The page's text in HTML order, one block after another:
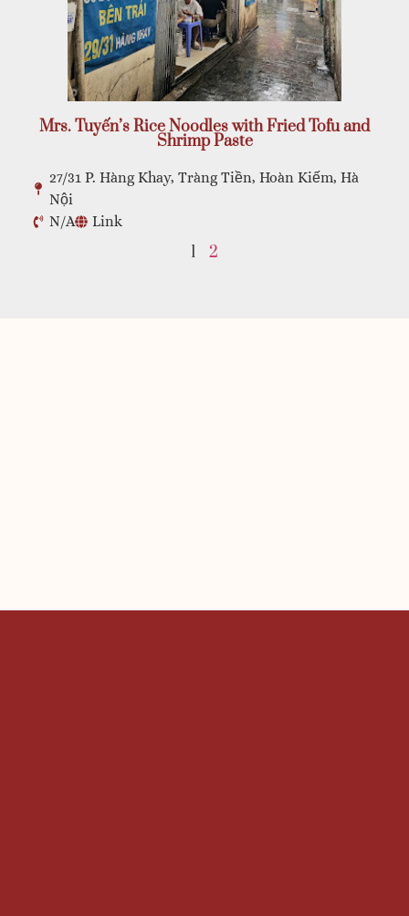
Mrs. Tuyến’s Rice Noodles with Fried Tofu and
Shrimp Paste
27/31 P. Hàng Khay, Tràng Tiền, Hoàn Kiếm, Hà
Nội
N/A
Link
1 2